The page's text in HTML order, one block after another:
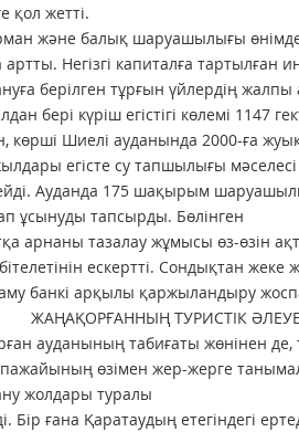
қол жетті.
және балық шаруашылығы
артты. Негізгі капиталға
берілген тұрғын үйлердің
бері күріш егістігі көлемі 1147
көрші Шиелі ауданында 2000-ға жуық
егісте су тапшылығы
Ауданда 175 шақырым
ұсынуды тапсырды. Бөлінген
арнаны тазалау жұмысы өз-өзін
бітелетінін ескертті. Сондықтан
банкі арқылы қаржыландыру
ТУРИСТІК
ауданының табиғаты жөнінен де,
өзімен жер-жерге танымал
жолдары туралы
Бір ғана Қаратаудың етегіндегі